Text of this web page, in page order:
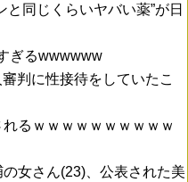
と同じくらいヤバい薬”が日
ぎるwwwwww
判に性接待をしていたこ
るｗｗｗｗｗｗｗｗｗｗ
女さん(23)、公表された美